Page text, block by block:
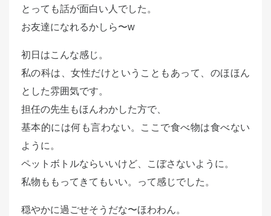
とっても話が面白い人でした。
お友達になれるかしら〜w
初日はこんな感じ。
私の科は、女性だけということもあって、のほほん
とした雰囲気です。
担任の先生もほんわかした方で、
基本的には何も言わない。ここで食べ物は食べない
ように。
ペットボトルならいいけど、こぼさないように。
私物ももってきてもいい。って感じでした。
穏やかに過ごせそうだな〜ほわわん。